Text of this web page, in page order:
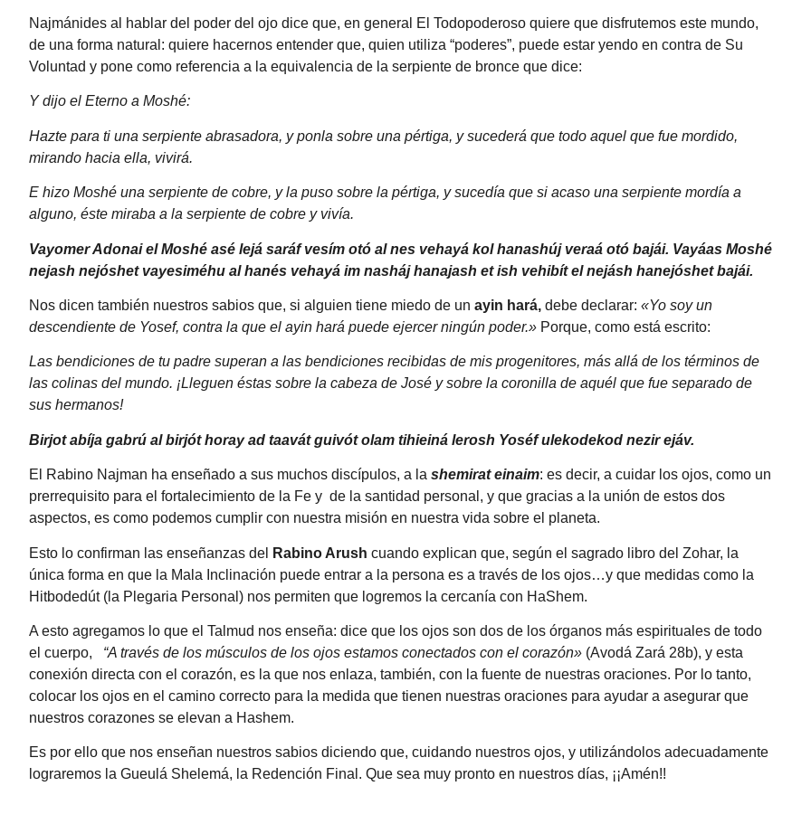
Najmánides al hablar del poder del ojo dice que, en general El Todopoderoso quiere que disfrutemos este mundo,
de una forma natural: quiere hacernos entender que, quien utiliza “poderes”, puede estar yendo en contra de Su
Voluntad y pone como referencia a la equivalencia de la serpiente de bronce que dice:
Y dijo el Eterno a Moshé:
Hazte para ti una serpiente abrasadora, y ponla sobre una pértiga, y sucederá que todo aquel que fue mordido,
mirando hacia ella, vivirá.
E hizo Moshé una serpiente de cobre, y la puso sobre la pértiga, y sucedía que si acaso una serpiente mordía a
alguno, éste miraba a la serpiente de cobre y vivía.
Vayomer Adonai el Moshé asé lejá saráf vesím otó al nes vehayá kol hanashúj veraá otó bajái. Vayáas Moshé
nejash nejóshet vayesiméhu al hanés vehayá im nasháj hanajash et ish vehibít el nejásh hanejóshet bajái.
Nos dicen también nuestros sabios que, si alguien tiene miedo de un ayin hará, debe declarar: «Yo soy un
descendiente de Yosef, contra la que el ayin hará puede ejercer ningún poder.» Porque, como está escrito:
Las bendiciones de tu padre superan a las bendiciones recibidas de mis progenitores, más allá de los términos de
las colinas del mundo. ¡Lleguen éstas sobre la cabeza de José y sobre la coronilla de aquél que fue separado de
sus hermanos!
Birjot abíja gabrú al birjót horay ad taavát guivót olam tihieiná lerosh Yoséf ulekodekod nezir ejáv.
El Rabino Najman ha enseñado a sus muchos discípulos, a la shemirat einaim: es decir, a cuidar los ojos, como un
prerrequisito para el fortalecimiento de la Fe y de la santidad personal, y que gracias a la unión de estos dos
aspectos, es como podemos cumplir con nuestra misión en nuestra vida sobre el planeta.
Esto lo confirman las enseñanzas del Rabino Arush cuando explican que, según el sagrado libro del Zohar, la
única forma en que la Mala Inclinación puede entrar a la persona es a través de los ojos…y que medidas como la
Hitbodedút(la Plegaria Personal) nos permiten que logremos la cercanía con HaShem.
A esto agregamos lo que el Talmud nos enseña: dice que los ojos son dos de los órganos más espirituales de todo
el cuerpo, “A través de los músculos de los ojos estamos conectados con el corazón» (Avodá Zará 28b), y esta
conexión directa con el corazón, es la que nos enlaza, también, con la fuente de nuestras oraciones. Por lo tanto,
colocar los ojos en el camino correcto para la medida que tienen nuestras oraciones para ayudar a asegurar que
nuestros corazones se elevan a Hashem.
Es por ello que nos enseñan nuestros sabios diciendo que, cuidando nuestros ojos, y utilizándolos adecuadamente
lograremos la Gueulá Shelemá, la Redención Final. Que sea muy pronto en nuestros días, ¡¡Amén!!